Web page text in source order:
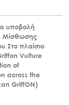
υποβολή
Μίσθωσης
Στο πλαίσιο
Vulture
of
across the
GriffON)